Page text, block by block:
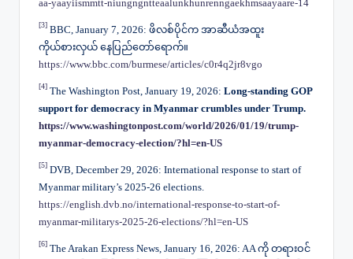
aa-yaayiismmtt-niungngntteaalunkhunrenngaekhmsaayaare-14
[3] BBC, January 7, 2026: ဖိလစ်ပိုင်က အာဆီယံအထူး
ကိုယ်စားလှယ် နေပြည်တော်ရောက်။
https://www.bbc.com/burmese/articles/c0r4q2jr8vgo
[4] The Washington Post, January 19, 2026: Long-standing GOP
support for democracy in Myanmar crumbles under Trump.
https://www.washingtonpost.com/world/2026/01/19/trump-
myanmar-democracy-election/?hl=en-US
[5] DVB, December 29, 2026: International response to start of
Myanmar military’s 2025-26 elections.
https://english.dvb.no/international-response-to-start-of-
myanmar-militarys-2025-26-elections/?hl=en-US
[6] The Arakan Express News, January 16, 2026: AA ကို တရားဝင်